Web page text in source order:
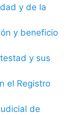
y de la
y beneficio
y sus
el Registro
de